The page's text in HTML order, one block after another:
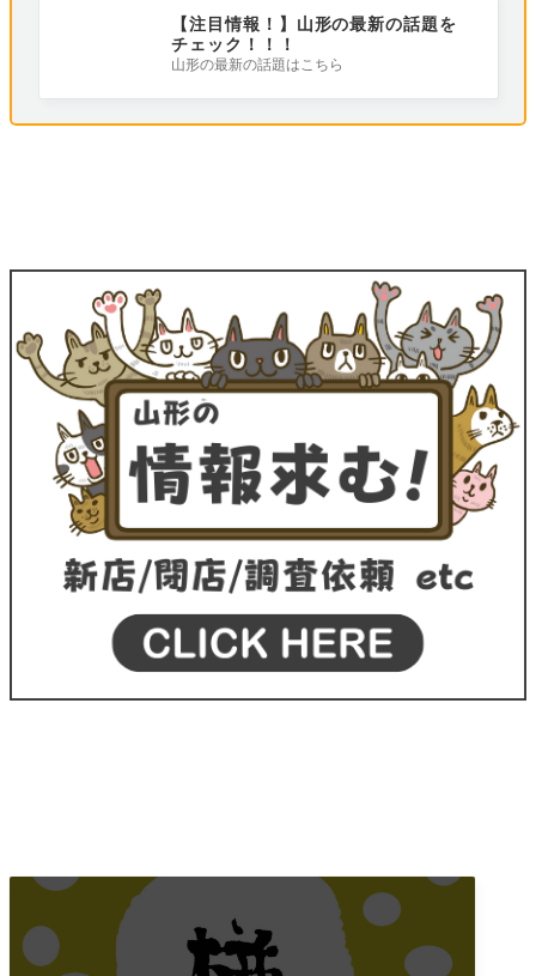
【注目情報！】山形の最新の話題を
チェック！！！
山形の最新の話題はこちら